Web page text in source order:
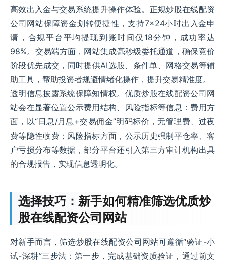
高效出入金与交易系统提升操作体验。正规炒股在线配资
公司网站保障资金划转便捷性，支持7×24小时出入金申
请，合规平台平均提现到账时间仅18分钟，成功率达
98%。交易端方面，网站集成毫秒级委托通道，确保竞价
阶段优先成交，同时提供AI选股、条件单、网格交易等辅
助工具，帮助投资者规避情绪化操作，提升交易精准度。
透明信息披露系统保障知情权。优质炒股在线配资公司网
站会在显著位置公示费用结构、风险指标等信息：费用方
面，以“日息/月息+交易佣金”明码标价，无管理费、过夜
费等隐性收费；风险指标方面，公示历史强制平仓率、客
户亏损分布等数据，部分平台还引入第三方审计机构出具
的合规报告，实现信息透明化。
选择技巧：新手如何精准筛选优质炒
股在线配资公司网站
对新手而言，筛选炒股在线配资公司网站可遵循“验证-小
试-深耕”三步法：第一步，完成基础资质验证，通过前文